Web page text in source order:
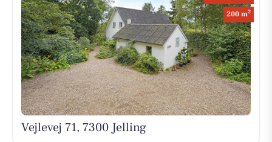
200 m2
Vejlevej 71, 7300 Jelling